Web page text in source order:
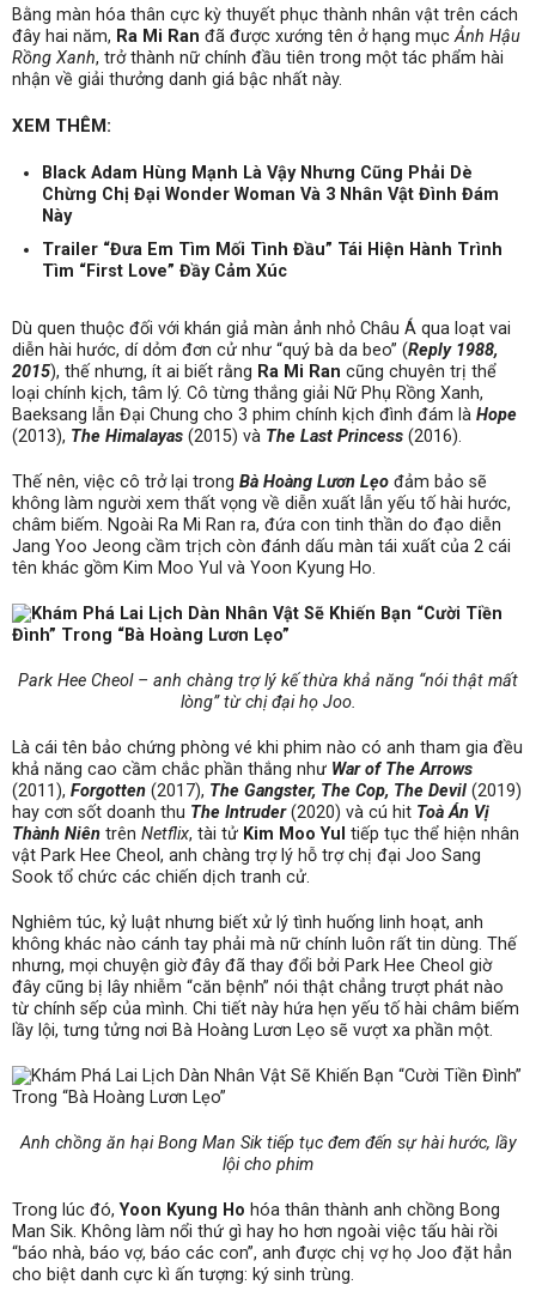
Bằng màn hóa thân cực kỳ thuyết phục thành nhân vật trên cách
đây hai năm, Ra Mi Ran đã được xướng tên ở hạng mụcẢnh Hậu
Rồng Xanh, trở thành nữ chính đầu tiên trong một tác phẩm hài
nhận về giải thưởng danh giá bậc nhất này.
XEM THÊM:
Black Adam Hùng Mạnh Là Vậy Nhưng Cũng Phải Dè
Chừng Chị Đại Wonder Woman Và 3 Nhân Vật Đình Đám
Này
Trailer “Đưa Em Tìm Mối Tình Đầu” Tái Hiện Hành Trình
Tìm “First Love” Đầy Cảm Xúc
Dù quen thuộc đối với khán giả màn ảnh nhỏ Châu Á qua loạt vai
diễn hài hước, dí dỏm đơn cử như “quý bà da beo” (Reply 1988,
2015), thế nhưng, ít ai biết rằng Ra Mi Ran cũng chuyên trị thể
loại chính kịch, tâm lý. Cô từng thắng giải Nữ Phụ Rồng Xanh,
Baeksang lẫn Đại Chung cho 3 phim chính kịch đình đám là Hope
(2013), The Himalayas (2015) và The Last Princess (2016).
Thế nên, việc cô trở lại trong Bà Hoàng Lươn Lẹo đảm bảo sẽ
không làm người xem thất vọng về diễn xuất lẫn yếu tố hài hước,
châm biếm. Ngoài Ra Mi Ran ra, đứa con tinh thần do đạo diễn
Jang Yoo Jeong cầm trịch còn đánh dấu màn tái xuất của 2 cái
tên khác gồm Kim Moo Yul và Yoon Kyung Ho.
Park Hee Cheol – anh chàng trợ lý kế thừa khả năng “nói thật mất
lòng” từ chị đại họ Joo.
Là cái tên bảo chứng phòng vé khi phim nào có anh tham gia đều
khả năng cao cầm chắc phần thắng như War of The Arrows
(2011), Forgotten (2017), The Gangster, The Cop, The Devil (2019)
hay cơn sốt doanh thu The Intruder(2020) và cú hit Toà Án Vị
Thành Niên trên Netflix, tài tử Kim Moo Yul tiếp tục thể hiện nhân
vật Park Hee Cheol, anh chàng trợ lý hỗ trợ chị đại Joo Sang
Sook tổ chức các chiến dịch tranh cử.
Nghiêm túc, kỷ luật nhưng biết xử lý tình huống linh hoạt, anh
không khác nào cánh tay phải mà nữ chính luôn rất tin dùng. Thế
nhưng, mọi chuyện giờ đây đã thay đổi bởi Park Hee Cheol giờ
đây cũng bị lây nhiễm “căn bệnh” nói thật chẳng trượt phát nào
từ chính sếp của mình. Chi tiết này hứa hẹn yếu tố hài châm biếm
lầy lội, tưng tửng nơi Bà Hoàng Lươn Lẹo sẽ vượt xa phần một.
Anh chồng ăn hại Bong Man Sik tiếp tục đem đến sự hài hước, lầy
lội cho phim
Trong lúc đó,Yoon Kyung Ho hóa thân thành anh chồng Bong
Man Sik. Không làm nổi thứ gì hay ho hơn ngoài việc tấu hài rồi
“báo nhà, báo vợ, báo các con”, anh được chị vợ họ Joo đặt hẳn
cho biệt danh cực kì ấn tượng: ký sinh trùng.